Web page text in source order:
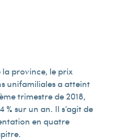
la province, le prix
unifamiliales a atteint
trimestre de 2018,
% sur un an. Il s’agit de
en quatre